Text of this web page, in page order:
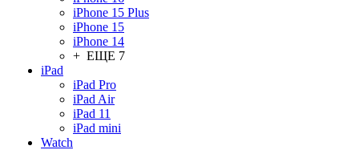
iPhone 15 Plus
iPhone 15
iPhone 14
+ ЕЩЕ 7
iPad
iPad Pro
iPad Air
iPad 11
iPad mini
Watch